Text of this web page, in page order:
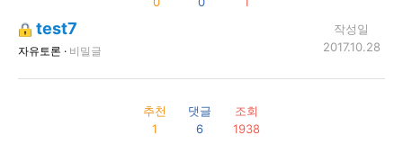
test7
자유토론 · 비밀글
작성일
2017.10.28
추천
1
댓글
6
조회
1938